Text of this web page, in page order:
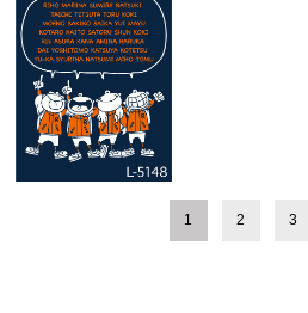
1 2 3